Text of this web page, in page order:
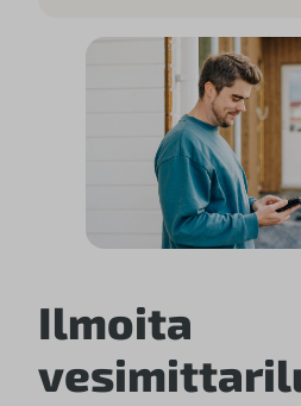
Ilmoita